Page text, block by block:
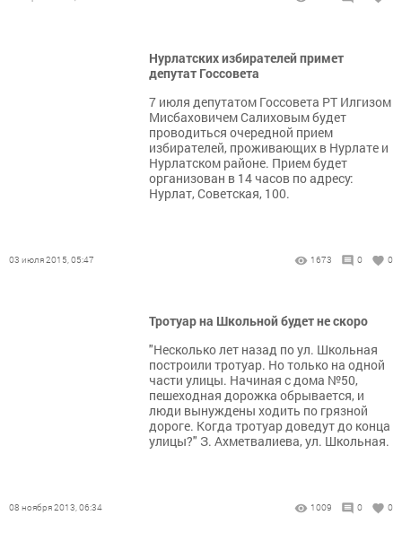
Нурлатских избирателей примет
депутат Госсовета
7 июля депутатом Госсовета РТ Илгизом
Мисбаховичем Салиховым будет
проводиться очередной прием
избирателей, проживающих в Нурлате и
Нурлатском районе. Прием будет
организован в 14 часов по адресу:
Нурлат, Советская, 100.
03 июля 2015, 05:47 1673 0 0
Тротуар на Школьной будет не скоро
"Несколько лет назад по ул. Школьная
построили тротуар. Но только на одной
части улицы. Начиная с дома №50,
пешеходная дорожка обрывается, и
люди вынуждены ходить по грязной
дороге. Когда тротуар доведут до конца
улицы?" З. Ахметвалиева, ул. Школьная.
08 ноября 2013, 06:34 1009 0 0